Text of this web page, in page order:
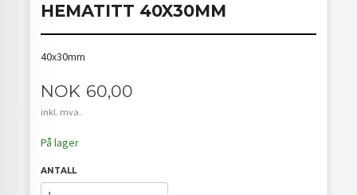
HEMATITT 40X30MM
40x30mm
Pris
NOK 60,00
inkl. mva.
På lager
ANTALL